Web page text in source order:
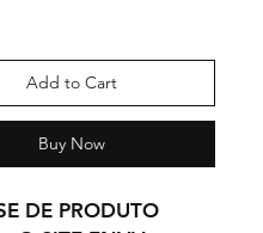
Add to Cart
Buy Now
DE PRODUTO